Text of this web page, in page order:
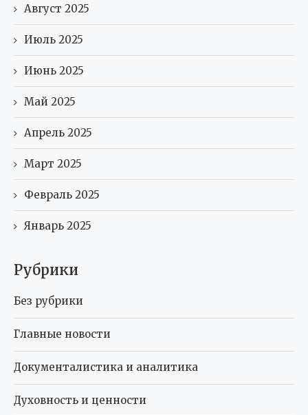
Август 2025
Июль 2025
Июнь 2025
Май 2025
Апрель 2025
Март 2025
Февраль 2025
Январь 2025
Рубрики
Без рубрики
Главные новости
Документалистика и аналитика
Духовность и ценности